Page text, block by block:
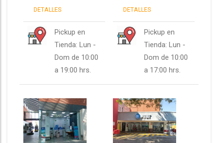
DETALLES
Pickup en
Tienda: Lun -
Dom de 10:00
a 19:00 hrs.
DETALLES
Pickup en
Tienda: Lun -
Dom de 10:00
a 17:00 hrs.